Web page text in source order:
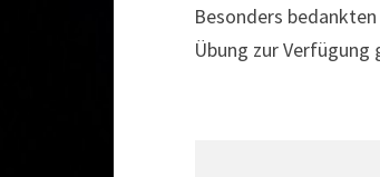
Besonders
Übung zur